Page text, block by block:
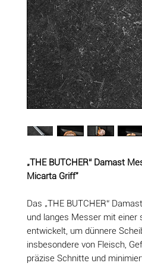
„THE BUTCHER“ Damast
Micarta Griff"
Das „THE BUTCHER“
und langes Messer mit einer
entwickelt, um dünnere
insbesondere von Fleisch,
präzise Schnitte und